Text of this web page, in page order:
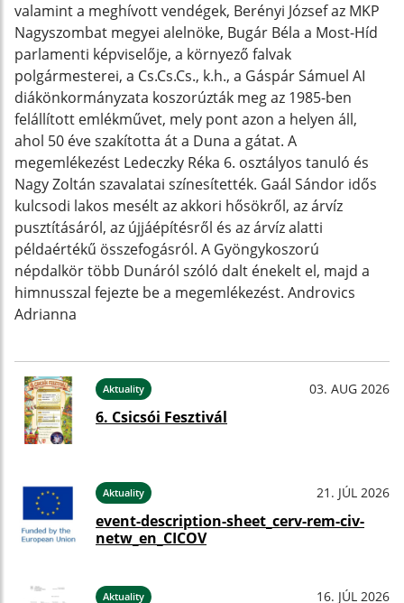
valamint a meghívott vendégek, Berényi József az MKP
Nagyszombat megyei alelnöke, Bugár Béla a Most-Híd
parlamenti képviselője, a környező falvak
polgármesterei, a Cs.Cs.Cs., k.h., a Gáspár Sámuel AI
diákönkormányzata koszorúzták meg az 1985-ben
felállított emlékművet, mely pont azon a helyen áll,
ahol 50 éve szakította át a Duna a gátat. A
megemlékezést Ledeczky Réka 6. osztályos tanuló és
Nagy Zoltán szavalatai színesítették. Gaál Sándor idős
kulcsodi lakos mesélt az akkori hősökről, az árvíz
pusztításáról, az újjáépítésről és az árvíz alatti
példaértékű összefogásról. A Gyöngykoszorú
népdalkör több Dunáról szóló dalt énekelt el, majd a
himnusszal fejezte be a megemlékezést. Androvics
Adrianna
Aktuality 03. AUG 2026
6. Csicsói Fesztivál
Aktuality 21. JÚL 2026
event-description-sheet_cerv-rem-civ-
netw_en_CICOV
Aktuality 16. JÚL 2026